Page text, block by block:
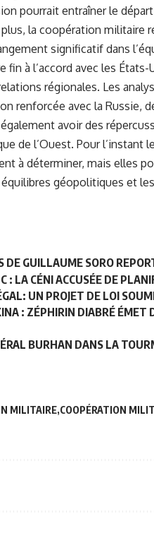
pourrait entraîner le
plus, la coopération
significatif dans
fin à l’accord avec les
régionales. Les
renforcée avec la Russie,
avoir des
de l’Ouest. Pour l’instant
à déterminer, mais elles
géopolitiques et
DE GUILLAUME SORO
: LA CÉNI ACCUSÉE DE
UN PROJET DE LOI
: ZÉPHIRIN DIABRÉ ÉMET
BURHAN DANS LA
MILITAIRE COOPÉRATION